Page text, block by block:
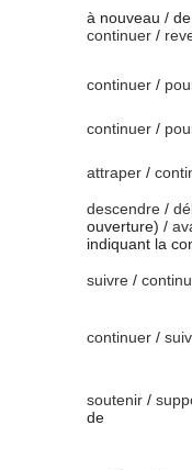
à nouveau /
continuer /
continuer /
continuer /
attraper /
descendre /
ouverture) /
indiquant la
suivre /
continuer /
soutenir /
de